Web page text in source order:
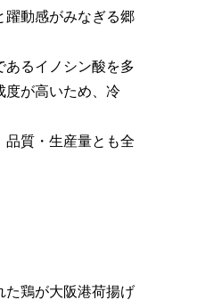
動感がみなぎる郷
るイノシン酸を多
度が高いため、冷
質・生産量とも全
た鶏が大阪港荷揚げ